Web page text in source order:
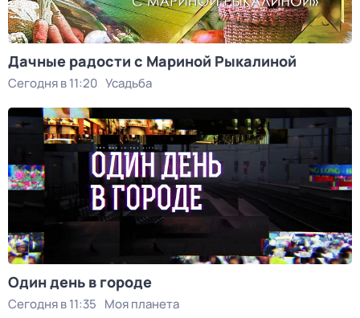
Дачные радости с Мариной Рыкалиной
Сегодня в 11:20 Усадьба
Один день в городе
Сегодня в 11:35 Моя планета